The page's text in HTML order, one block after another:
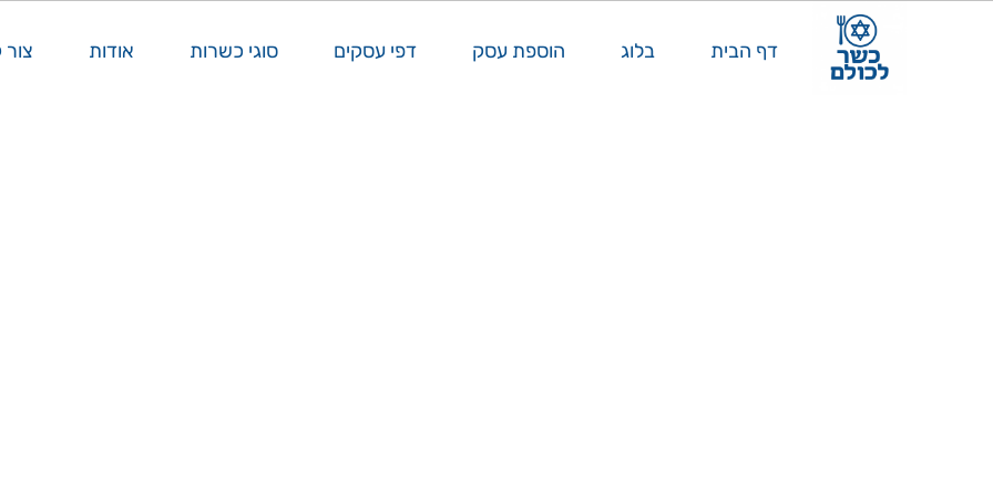
דף הבית בלוג הוספת עסק דפי עסקים סוגי כשרות אודות